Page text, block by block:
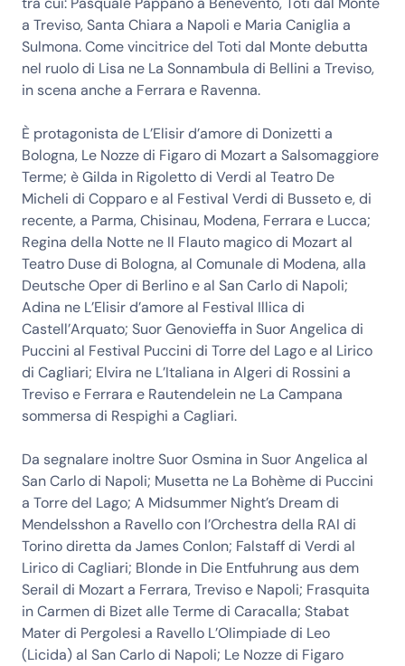
a Treviso, Santa Chiara a Napoli e Maria Caniglia a
Sulmona. Come vincitrice del Toti dal Monte debutta
nel ruolo di Lisa ne La Sonnambula di Bellini a Treviso,
in scena anche a Ferrara e Ravenna.
È protagonista de L’Elisir d’amore di Donizetti a
Bologna, Le Nozze di Figaro di Mozart a Salsomaggiore
Terme; è Gilda in Rigoletto di Verdi al Teatro De
Micheli di Copparo e al Festival Verdi di Busseto e, di
recente, a Parma, Chisinau, Modena, Ferrara e Lucca;
Regina della Notte ne Il Flauto magico di Mozart al
Teatro Duse di Bologna, al Comunale di Modena, alla
Deutsche Oper di Berlino e al San Carlo di Napoli;
Adina ne L’Elisir d’amore al Festival Illica di
Castell’Arquato; Suor Genovieffa in Suor Angelica di
Puccini al Festival Puccini di Torre del Lago e al Lirico
di Cagliari; Elvira ne L’Italiana in Algeri di Rossini a
Treviso e Ferrara e Rautendelein ne La Campana
sommersa di Respighi a Cagliari.
Da segnalare inoltre Suor Osmina in Suor Angelica al
San Carlo di Napoli; Musetta ne La Bohème di Puccini
a Torre del Lago; A Midsummer Night’s Dream di
Mendelsshon a Ravello con l’Orchestra della RAI di
Torino diretta da James Conlon; Falstaff di Verdi al
Lirico di Cagliari; Blonde in Die Entfuhrung aus dem
Serail di Mozart a Ferrara, Treviso e Napoli; Frasquita
in Carmen di Bizet alle Terme di Caracalla; Stabat
Mater di Pergolesi a Ravello L’Olimpiade di Leo
(Licida) al San Carlo di Napoli; Le Nozze di Figaro